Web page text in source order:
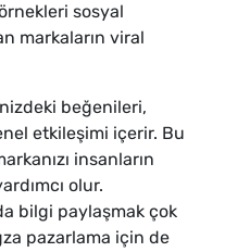
sosyal
markaların viral
beğenileri,
etkileşimi içerir. Bu
insanların
olur.
bilgi paylaşmak çok
pazarlama için de